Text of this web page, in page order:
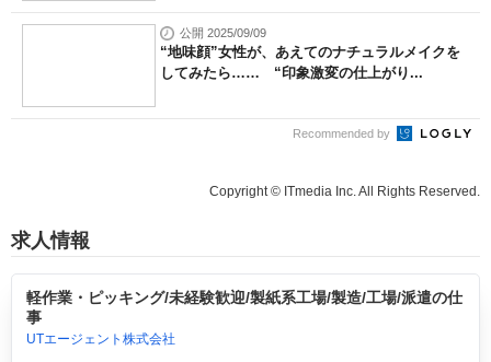
公開 2025/09/09
“地味顔”女性が、あえてのナチュラルメイクを
してみたら…… “印象激変の仕上がり...
Recommended by
Copyright © ITmedia Inc. All Rights Reserved.
求人情報
軽作業・ピッキング/未経験歓迎/製紙系工場/製造/工場/派遣の仕
事
UTエージェント株式会社